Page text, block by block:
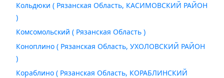
Кольдюки ( Рязанская Область, КАСИМОВСКИЙ РАЙОН
)
Комсомольский ( Рязанская Область )
Коноплино ( Рязанская Область, УХОЛОВСКИЙ РАЙОН
)
Кораблино ( Рязанская Область, КОРАБЛИНСКИЙ